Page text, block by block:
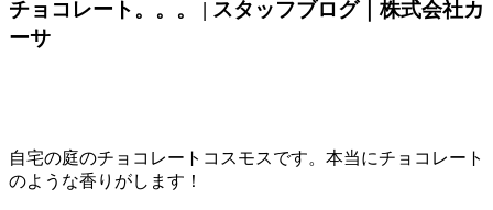
チョコレート。。。 | スタッフブログ｜株式会社カ
ーサ
自宅の庭のチョコレートコスモスです。本当にチョコレート
のような香りがします！